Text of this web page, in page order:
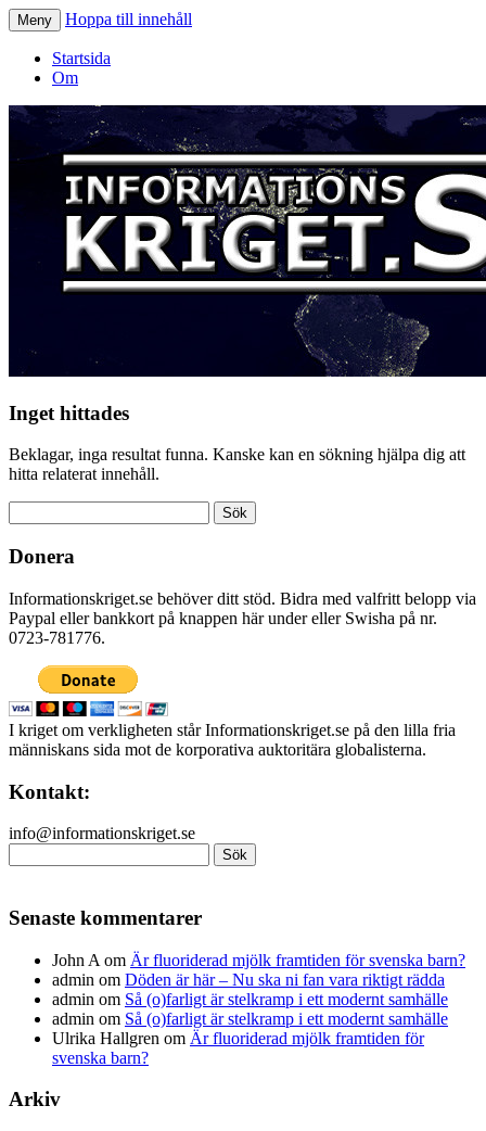
Informationskriget.se
Meny Hoppa till innehåll
Startsida
Om
Inget hittades
Beklagar, inga resultat funna. Kanske kan en sökning hjälpa dig att
hitta relaterat innehåll.
efter:
Donera
Informationskriget.se behöver ditt stöd. Bidra med valfritt belopp via
Paypal eller bankkort på knappen här under eller Swisha på nr.
0723-781776.
I kriget om verkligheten står Informationskriget.se på den lilla fria
människans sida mot de korporativa auktoritära globalisterna.
Kontakt:
info@informationskriget.se
efter:
Senaste kommentarer
John A om Är fluoriderad mjölk framtiden för svenska barn?
admin om Döden är här – Nu ska ni fan vara riktigt rädda
admin om Så (o)farligt är stelkramp i ett modernt samhälle
admin om Så (o)farligt är stelkramp i ett modernt samhälle
Ulrika Hallgren om Är fluoriderad mjölk framtiden för
svenska barn?
Arkiv